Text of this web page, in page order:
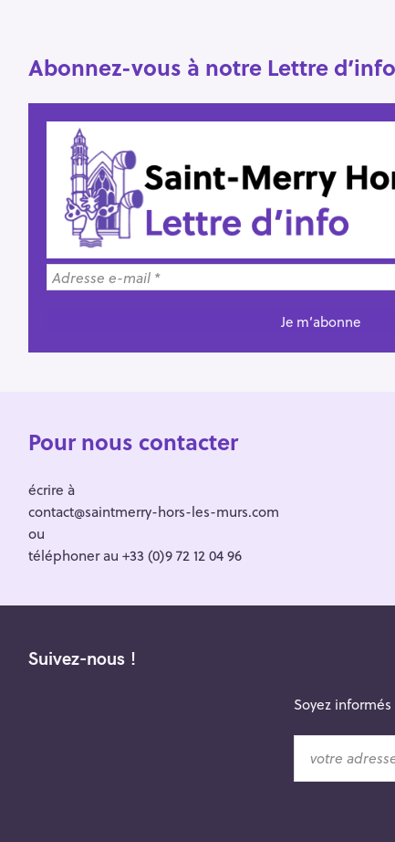
Abonnez-vous à notre Lettre d’info
Pour nous contacter
écrire à
contact@saintmerry-hors-les-murs.com
ou
téléphoner au +33 (0)9 72 12 04 96
Suivez-nous !
Soyez
t